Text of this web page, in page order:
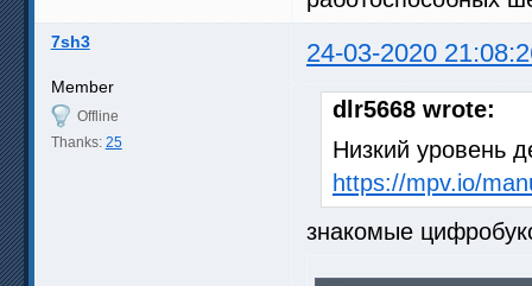
7sh3 24-03-2020
Member
Offline
Thanks: 25
dlr5668 wrote:
Низкий уровень
https://mpv.io/
знакомые